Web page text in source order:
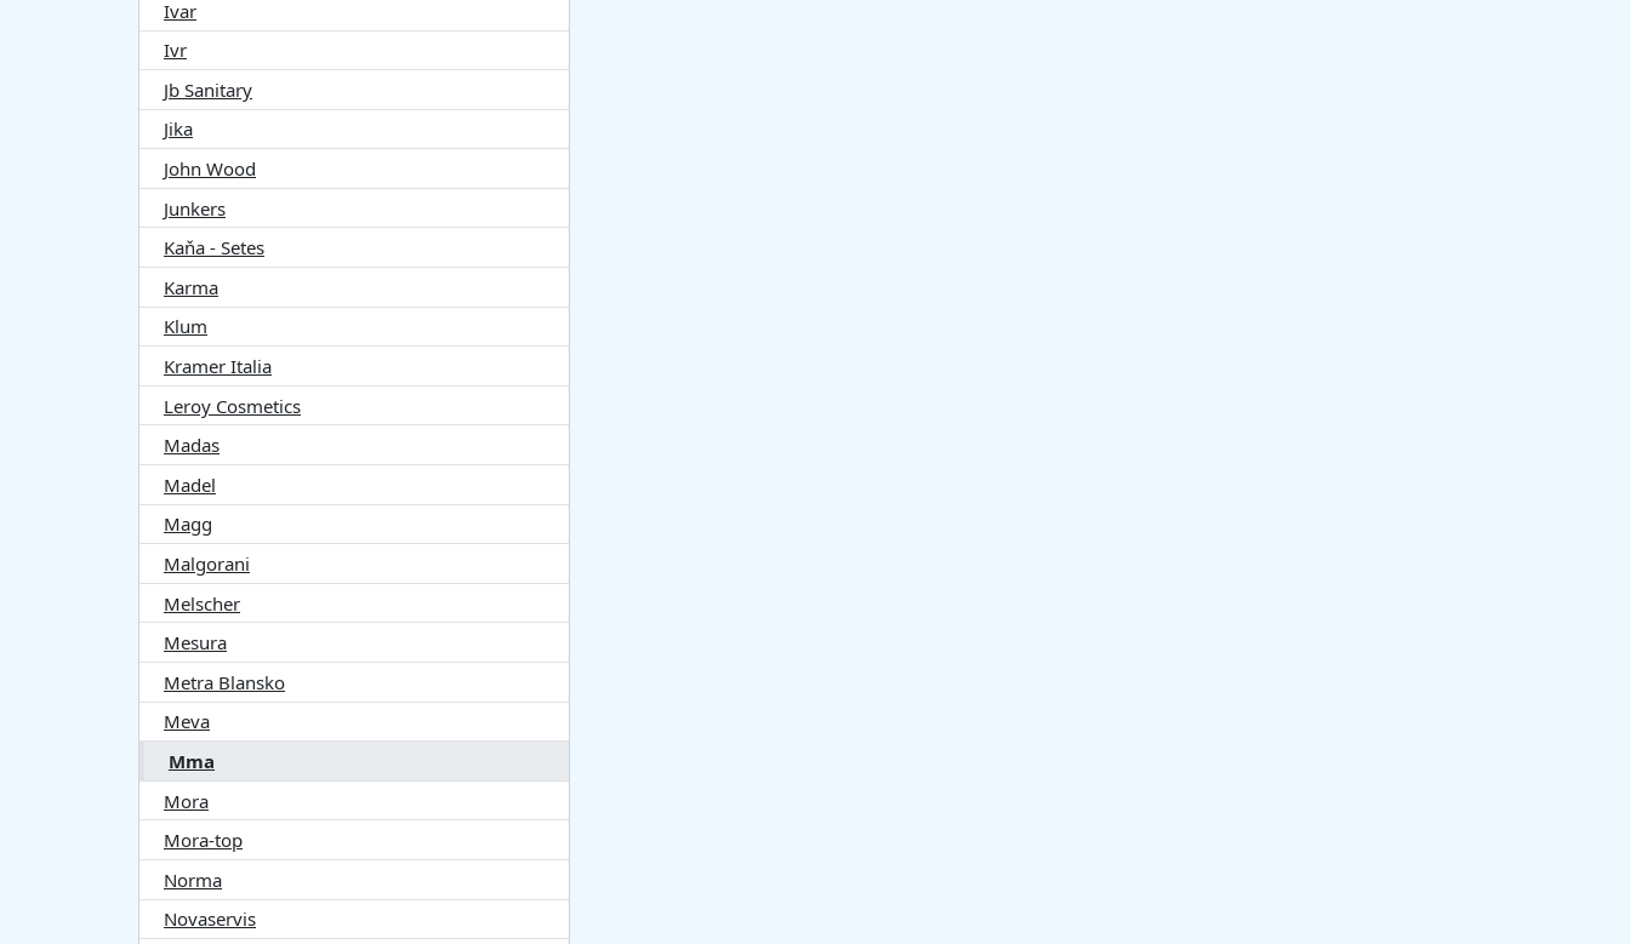
Ivar
Ivr
Jb Sanitary
Jika
John Wood
Junkers
Kaňa - Setes
Karma
Klum
Kramer Italia
Leroy Cosmetics
Madas
Madel
Magg
Malgorani
Melscher
Mesura
Metra Blansko
Meva
Mma
Mora
Mora-top
Norma
Novaservis